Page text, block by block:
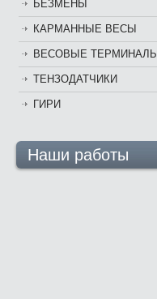
БЕЗМЕНЫ
КАРМАННЫЕ ВЕСЫ
ВЕСОВЫЕ ТЕРМИНАЛЫ
ТЕНЗОДАТЧИКИ
ГИРИ
Наши работы